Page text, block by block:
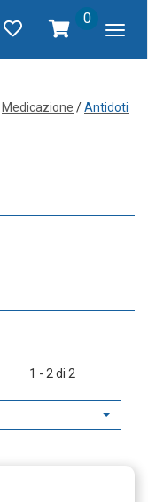
0prodotti
inseriti
Medicazione /Antidoti
1 - 2 di 2